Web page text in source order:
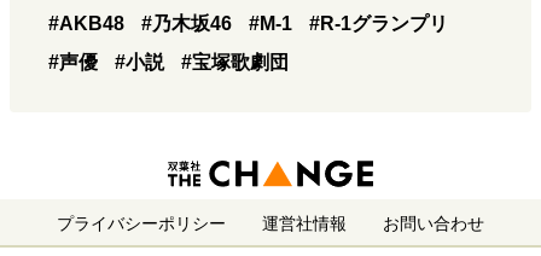
#AKB48
#乃木坂46 #M-1
#R-1グランプリ
#声優
#小説 #宝塚歌劇団
プライバシーポリシー 運営社情報 お問い合わせ